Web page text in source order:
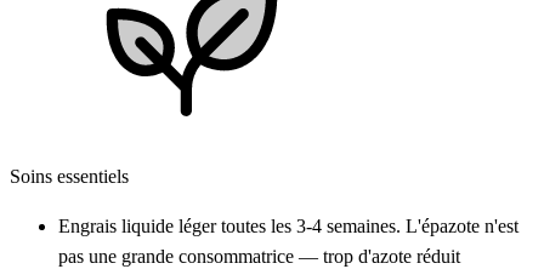
Soins essentiels
Engrais liquide léger toutes les 3-4 semaines. L'épazote n'est
pas une grande consommatrice — trop d'azote réduit